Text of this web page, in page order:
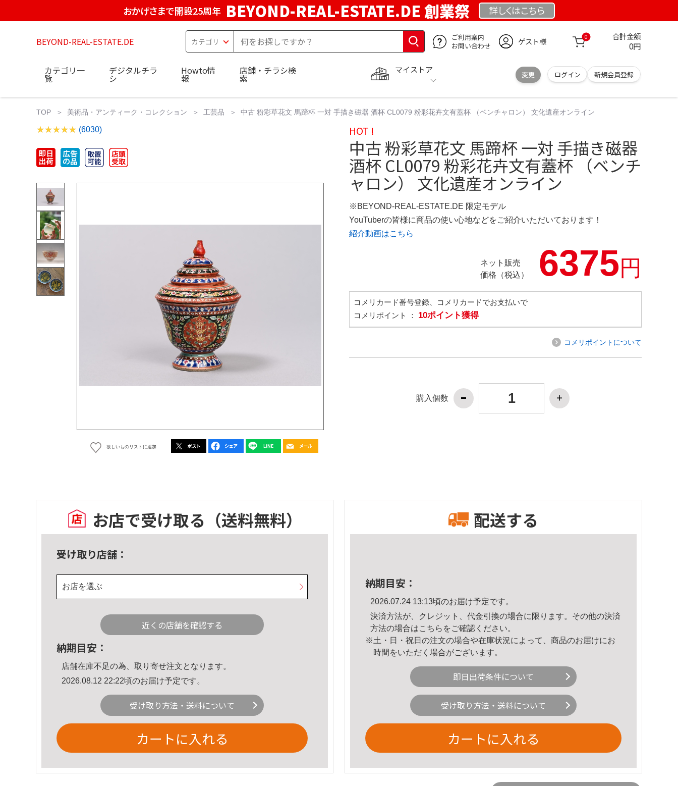
おかげさまで開設25周年 BEYOND-REAL-ESTATE.DE 創業祭 詳しくはこちら
BEYOND-REAL-ESTATE.DE
ご利用案内
お問い合わせ
ゲスト様 0 合計金額
0円
マイストア
変更 ログイン 新規会員登録
カテゴリ一
覧
デジタルチラ
シ
Howto情
報
店舗・チラシ検
索
TOP 美術品・アンティーク・コレクション 工芸品 中古 粉彩草花文 馬蹄杯 一対 手描き磁器 酒杯 CL0079 粉彩花卉文有蓋杯 （ベンチャロン） 文化遺産オンライン
(6030)
欲しいものリストに追加
HOT !
中古 粉彩草花文 馬蹄杯 一対 手描き磁器
酒杯 CL0079 粉彩花卉文有蓋杯 （ベンチ
ャロン） 文化遺産オンライン
※BEYOND-REAL-ESTATE.DE 限定モデル
YouTuberの皆様に商品の使い心地などをご紹介いただいております！
紹介動画はこちら
ネット販売
価格（税込）
6375円
コメリカード番号登録、コメリカードでお支払いで
コメリポイント ： 10ポイント獲得
コメリポイントについて
購入個数
お店で受け取る （送料無料）
受け取り店舗：
お店を選ぶ
近くの店舗を確認する
納期目安：
店舗在庫不足の為、取り寄せ注文となります。
2026.08.12 22:22頃のお届け予定です。
受け取り方法・送料について
カートに入れる
配送する
納期目安：
2026.07.24 13:13頃のお届け予定です。
決済方法が、クレジット、代金引換の場合に限ります。その他の決済
方法の場合はこちら をご確認ください。
※土・日・祝日の注文の場合や在庫状況によって、商品のお届けにお
時間をいただく場合がございます。
即日出荷条件について
受け取り方法・送料について
カートに入れる